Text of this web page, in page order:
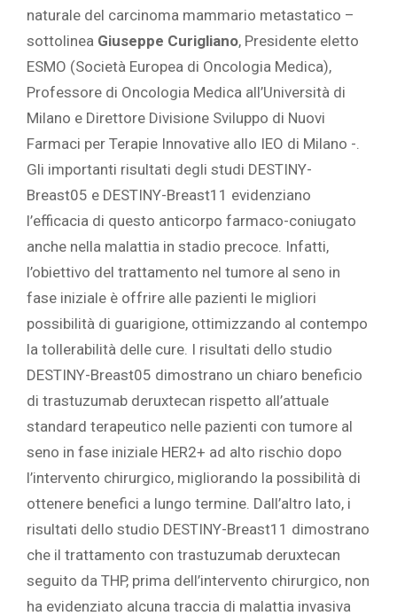
naturale del carcinoma mammario metastatico –
sottolinea Giuseppe Curigliano, Presidente eletto
ESMO (Società Europea di Oncologia Medica),
Professore di Oncologia Medica all’Università di
Milano e Direttore Divisione Sviluppo di Nuovi
Farmaci per Terapie Innovative allo IEO di Milano -.
Gli importanti risultati degli studi DESTINY-
Breast05 e DESTINY-Breast11 evidenziano
l’efficacia di questo anticorpo farmaco-coniugato
anche nella malattia in stadio precoce. Infatti,
l’obiettivo del trattamento nel tumore al seno in
fase iniziale è offrire alle pazienti le migliori
possibilità di guarigione, ottimizzando al contempo
la tollerabilità delle cure. I risultati dello studio
DESTINY-Breast05 dimostrano un chiaro beneficio
di trastuzumab deruxtecan rispetto all’attuale
standard terapeutico nelle pazienti con tumore al
seno in fase iniziale HER2+ ad alto rischio dopo
l’intervento chirurgico, migliorando la possibilità di
ottenere benefici a lungo termine. Dall’altro lato, i
risultati dello studio DESTINY-Breast11 dimostrano
che il trattamento con trastuzumab deruxtecan
seguito da THP, prima dell’intervento chirurgico, non
ha evidenziato alcuna traccia di malattia invasiva